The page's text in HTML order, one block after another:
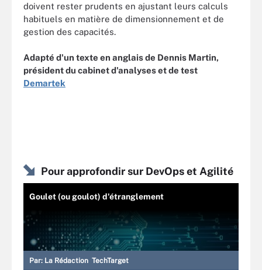
doivent rester prudents en ajustant leurs calculs
habituels en matière de dimensionnement et de
gestion des capacités.
Adapté d'un texte en anglais de Dennis Martin,
président du cabinet d'analyses et de test
Demartek
Pour approfondir sur DevOps et Agilité
Goulet (ou goulot) d'étranglement
Par: La Rédaction TechTarget